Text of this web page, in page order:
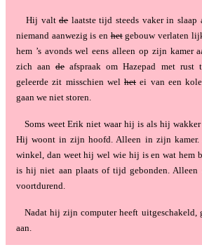
Hij valtdelaatste tijd steeds vaker in slaap
niemand aanwezig is enhetgebouw verlaten
hem ’s avonds wel eens alleen op zijn kamer
zich aandeafspraak om Hazepad met rust
geleerde zit misschien wel het ei van een
gaan we niet storen.
Soms weet Erik niet waar hij is als hij
Hij woont in zijn hoofd. Alleen in zijn kamer.
winkel, dan weet hij wel wie hij is en wat hem
is hij niet aan plaats of tijd gebonden. Alleen
voortdurend.
Nadat hij zijn computer heeft uitgeschakeld,
aan.